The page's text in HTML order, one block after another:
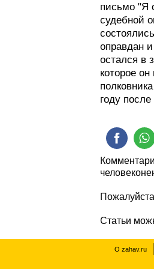
письмо "Я
судебной
оправдан
остался в
которое
году
Статьи
О zahav.ru